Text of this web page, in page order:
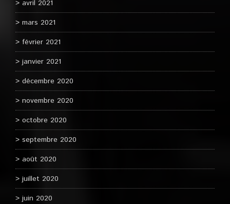
avril 2021
mars 2021
février 2021
janvier 2021
décembre 2020
novembre 2020
octobre 2020
septembre 2020
août 2020
juillet 2020
juin 2020